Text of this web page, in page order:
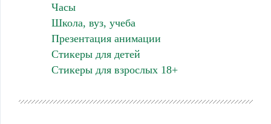
Часы
Школа, вуз, учеба
Презентация анимации
Стикеры для детей
Стикеры для взрослых 18+